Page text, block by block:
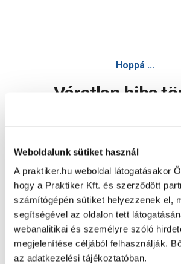
Weboldalunk sütiket használ
A praktiker.hu weboldal látogatásakor
hogy a Praktiker Kft. és szerződött
számítógépén sütiket helyezzenek el,
segítségével az oldalon tett
webanalitikai és személyre szóló
megjelenítése céljából felhasználják.
az adatkezelési tájékoztatóban.
Hoppá ...
Váratlan hiba
Oldal újratöltése